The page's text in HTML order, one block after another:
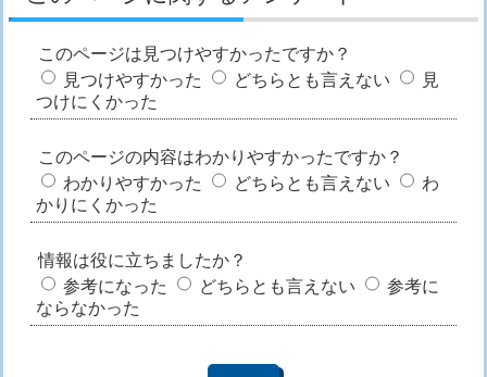
このページは見つけやすかったですか？
見つけやすかった
どちらとも言えない
見
つけにくかった
このページの内容はわかりやすかったですか？
わかりやすかった
どちらとも言えない
わ
かりにくかった
情報は役に立ちましたか？
参考になった
どちらとも言えない
参考に
ならなかった